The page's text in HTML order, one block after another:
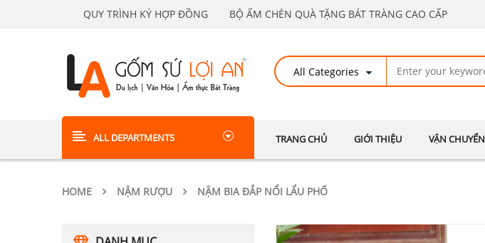
QUY TRÌNH KÝ HỢP ĐỒNG BỘ ẤM CHÉN QUÀ TẶNG BÁT TRÀNG CAO CẤP
ALL DEPARTMENTS TRANG CHỦ GIỚI THIỆU VẬN CHUYỂN
HOME NẬM RƯỢU NẬM BIA ĐẮP NỔI LẨU PHỐ